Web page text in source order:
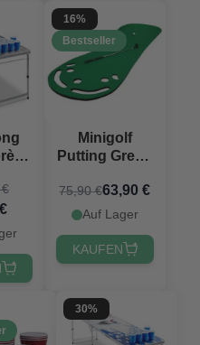
-
16%
Bestseller
Minigolf
Putting Green
Deluxe
75,90 €63,90 €
Auf Lager
KAUFEN
30%